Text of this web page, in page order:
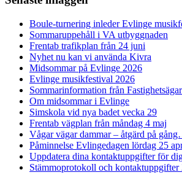
Boule-turnering inleder Evlinge
Sommaruppehåll i VA utbyggnaden
Frentab trafikplan från 24 juni
Nyhet nu kan vi använda Kivra
Midsommar på Evlinge 2026
Evlinge musikfestival 2026
Sommarinformation från
Om midsommar i Evlinge
Simskola vid nya badet vecka 29
Frentab vägplan från måndag 4 maj
Vågar vägar dammar – åtgärd på
Påminnelse Evlingedagen lördag 25
Uppdatera dina kontaktuppgifter för
Stämmoprotokoll och kontaktuppgifter